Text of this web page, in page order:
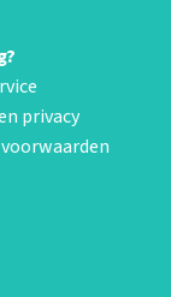
privacy